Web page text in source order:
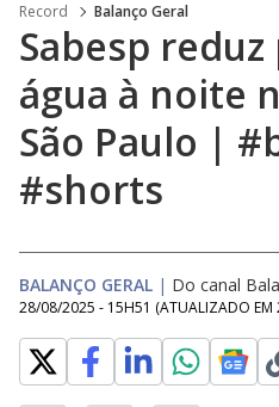
Record Balanço Geral
Sabesp
água à noite
São Paulo |
#shorts
BALANÇO GERAL | Do canal
28/08/2025 - 15H51 (ATUALIZADO EM